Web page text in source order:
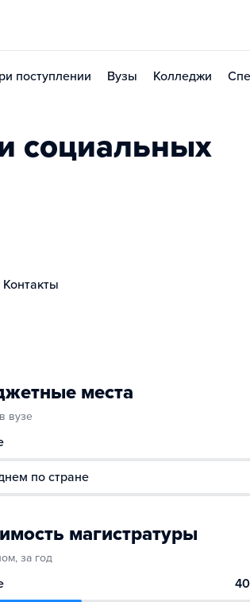
поступлении Вузы Колледжи
социальных
Контакты
места
вузе
по стране
магистратуры
за год